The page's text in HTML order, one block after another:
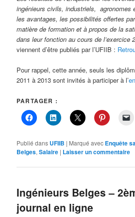
ingénieurs civils, industriels, agronomes
les avantages, les possibilités offertes
matière de formation et à propos de la
dans leur fonction au cours de l’exercice
viennent d’être publiés par l’UFIIB :
Pour rappel, cette année, seuls les
2011 à 2013 sont invités à participer à l’
PARTAGER :
Publié dans UFIIB | Marqué avec Enquête
Belges,Salaire | Laisser un commentaire
Ingénieurs Belges –
journal en ligne